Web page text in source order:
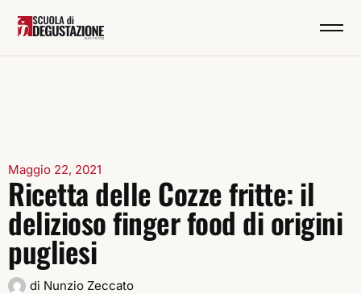
Maggio 22, 2021
Ricetta delle Cozze fritte: il
delizioso finger food di origini
pugliesi
di Nunzio Zeccato